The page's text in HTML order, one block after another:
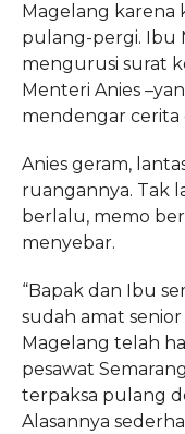
Magelang karena
pulang-pergi. Ibu
mengurusi surat
Menteri Anies
mendengar cerita
Anies geram,
ruangannya. Tak
berlalu, memo
menyebar.
“Bapak dan Ibu
sudah amat
Magelang telah
pesawat
terpaksa pulang
Alasannya